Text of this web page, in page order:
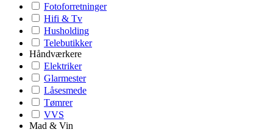
Fotoforretninger
Hifi & Tv
Husholding
Telebutikker
Håndværkere
Elektriker
Glarmester
Låsesmede
Tømrer
VVS
Mad & Vin